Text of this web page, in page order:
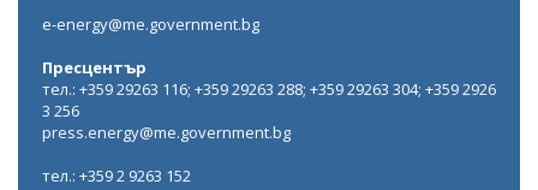
e-energy@me.government.bg
Пресцентър
тел.: +359 29263 116; +359 29263 288; +359 29263 304; +359 2926
3 256
press.energy@me.government.bg
тел.: +359 2 9263 152